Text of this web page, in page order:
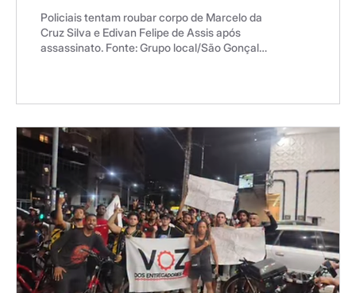
Policiais tentam roubar corpo de Marcelo da
Cruz Silva e Edivan Felipe de Assis após
assassinato. Fonte: Grupo local/São Gonçalo
moto a caminho da obra onde iriam iniciar seu
mesmo a ‘’régua de obra’’, que carregavam
nos braços, foi suficiente para evitar serem
fuzilados sem nenhum tipo de justificativa. O
caso que...